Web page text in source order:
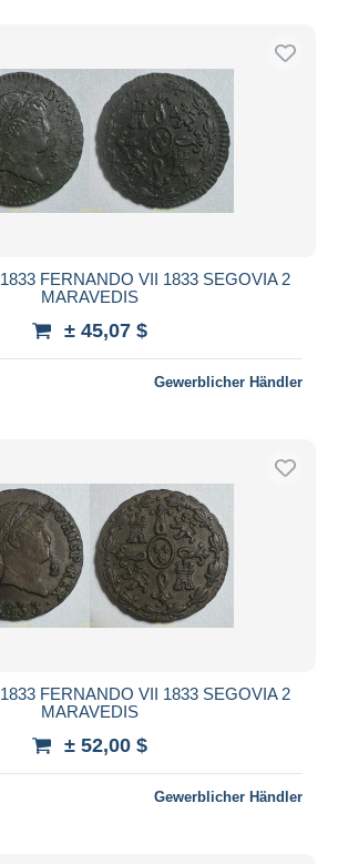
FERNANDO VII 1833 SEGOVIA 2
MARAVEDIS
± 45,07 $
Gewerblicher Händler
FERNANDO VII 1833 SEGOVIA 2
MARAVEDIS
± 52,00 $
Gewerblicher Händler